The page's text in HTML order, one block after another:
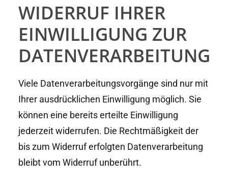
WIDERRUF IHRER
EINWILLIGUNG ZUR
DATENVERARBEITUNG
Viele Datenverarbeitungsvorgänge sind nur mit
Ihrer ausdrücklichen Einwilligung möglich. Sie
können eine bereits erteilte Einwilligung
jederzeit widerrufen. Die Rechtmäßigkeit der
bis zum Widerruf erfolgten Datenverarbeitung
bleibt vom Widerruf unberührt.